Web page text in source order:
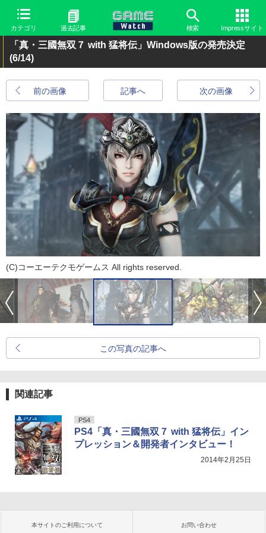
カテゴリ 過去記事 検索 Impressサイト
「真・三國無双７ with 猛将伝」Windows版の発売決定
(6/14)
前の画像 次の画像
記事へ
(C)コーエーテクモゲームス All rights reserved.
この写真の記事へ
関連記事
PS4
PS4「真・三國無双７ with 猛将伝」イン
プレッション＆開発者インタビュー！
2014年2月25日
本サイトのご利用について お問い合わせ